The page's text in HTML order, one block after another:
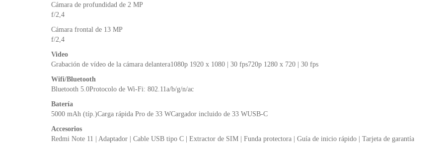
Cámara de profundidad de 2 MP
f/2,4
Cámara frontal de 13 MP
f/2,4
Video
Grabación de vídeo de la cámara delantera1080p 1920 x 1080 | 30 fps720p 1280 x 720 | 30 fps
Wifi/Bluetooth
Bluetooth 5.0Protocolo de Wi-Fi: 802.11a/b/g/n/ac
Batería
5000 mAh (típ.)Carga rápida Pro de 33 WCargador incluido de 33 WUSB-C
Accesorios
Redmi Note 11 | Adaptador | Cable USB tipo C | Extractor de SIM | Funda protectora | Guía de inicio rápido | Tarjeta de garantía